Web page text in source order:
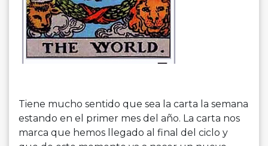
Tiene mucho sentido que sea la carta la semana
estando en el primer mes del año. La carta nos
marca que hemos llegado al final del ciclo y